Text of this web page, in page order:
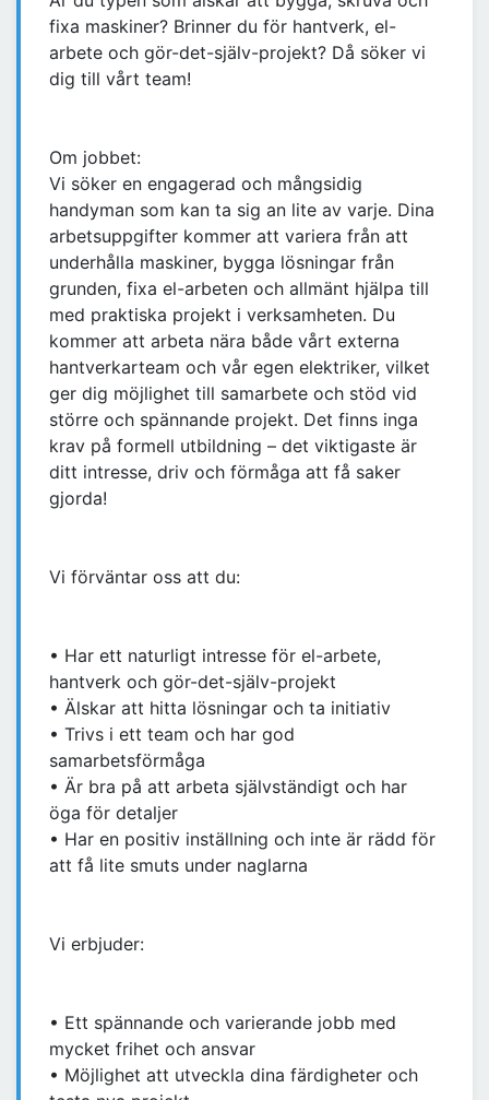
fixa maskiner? Brinner du för hantverk, el-
arbete och gör-det-själv-projekt? Då söker vi
dig till vårt team!
Om jobbet:
Vi söker en engagerad och mångsidig
handyman som kan ta sig an lite av varje. Dina
arbetsuppgifter kommer att variera från att
underhålla maskiner, bygga lösningar från
grunden, fixa el-arbeten och allmänt hjälpa till
med praktiska projekt i verksamheten. Du
kommer att arbeta nära både vårt externa
hantverkarteam och vår egen elektriker, vilket
ger dig möjlighet till samarbete och stöd vid
större och spännande projekt. Det finns inga
krav på formell utbildning – det viktigaste är
ditt intresse, driv och förmåga att få saker
gjorda!
Vi förväntar oss att du:
• Har ett naturligt intresse för el-arbete,
hantverk och gör-det-själv-projekt
• Älskar att hitta lösningar och ta initiativ
• Trivs i ett team och har god
samarbetsförmåga
• Är bra på att arbeta självständigt och har
öga för detaljer
• Har en positiv inställning och inte är rädd för
att få lite smuts under naglarna
Vi erbjuder:
• Ett spännande och varierande jobb med
mycket frihet och ansvar
• Möjlighet att utveckla dina färdigheter och